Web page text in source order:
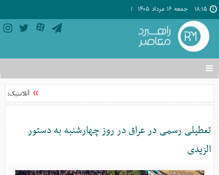
۱۸:۱۵ جمعه ۱۶ مرداد ۱۴۰۵
تغییر
وضعیت
منوی
ها
آتلانتیک:
تعطیلی رسمی در عراق در روز چهارشنبه به دستور
الزیدی